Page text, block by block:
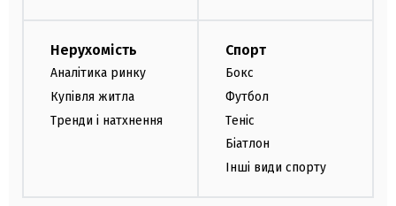
Нерухомість
Аналітика ринку
Купівля житла
Тренди і натхнення
Спорт
Бокс
Футбол
Теніс
Біатлон
Інші види спорту